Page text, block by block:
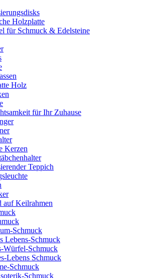
Holzplatte
für Schmuck & Edelsteine
Holz
für Ihr Zuhause
Kerzen
Teppich
auf Keilrahmen
Schmuck
Lebens-Schmuck
Würfel-Schmuck
Lebens Schmuck
Schmuck
Schmuck